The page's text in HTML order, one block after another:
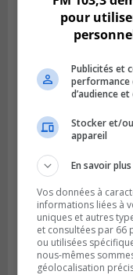
La SQ lance
retrouver un
pour
Publicités et
performance
d’audience
Stocker et/
appareil
En savoir plus
Vos données à
informations liées à
uniques et autres
et consultées par 66
ou utilisées
nous-mêmes
géolocalisation